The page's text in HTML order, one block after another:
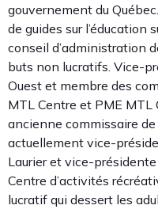
gouvernement du
de guides sur l’éducation
conseil d’administration
buts non lucratifs. Vice-
Ouest et membre des
MTL Centre et PME MTL
ancienne commissaire
actuellement vice-
Laurier et vice-
Centre d’activités
lucratif qui dessert les